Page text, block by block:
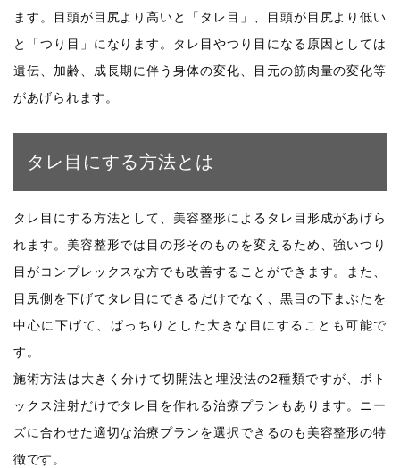
ます。目頭が目尻より高いと「タレ目」、目頭が目尻より低い
と「つり目」になります。タレ目やつり目になる原因としては
遺伝、加齢、成長期に伴う身体の変化、目元の筋肉量の変化等
があげられます。
タレ目にする方法とは
タレ目にする方法として、美容整形によるタレ目形成があげら
れます。美容整形では目の形そのものを変えるため、強いつり
目がコンプレックスな方でも改善することができます。また、
目尻側を下げてタレ目にできるだけでなく、黒目の下まぶたを
中心に下げて、ぱっちりとした大きな目にすることも可能で
す。
施術方法は大きく分けて切開法と埋没法の2種類ですが、ボト
ックス注射だけでタレ目を作れる治療プランもあります。ニー
ズに合わせた適切な治療プランを選択できるのも美容整形の特
徴です。